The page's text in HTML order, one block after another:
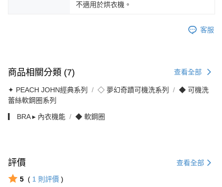
不適用於烘衣機。
客服
商品相關分類 (7) 查看全部
✦ PEACH JOHN經典系列 ◇ 夢幻奇蹟可機洗系列
◆ 可機洗
蕾絲軟鋼圈系列
▎ BRA ▸ 內衣機能 ◆ 軟鋼圈
評價 查看全部
5 ( 1 則評價 )